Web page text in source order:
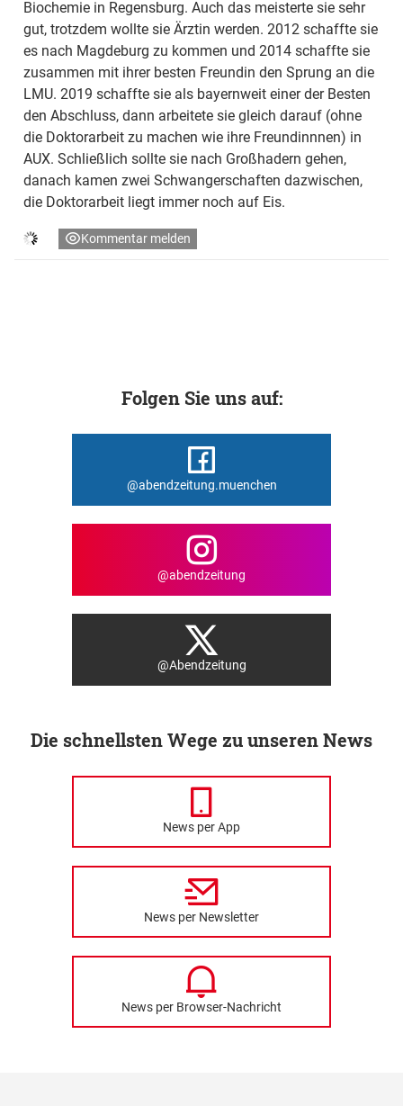
Biochemie in Regensburg. Auch das meisterte sie sehr
gut, trotzdem wollte sie Ärztin werden. 2012 schaffte sie
es nach Magdeburg zu kommen und 2014 schaffte sie
zusammen mit ihrer besten Freundin den Sprung an die
LMU. 2019 schaffte sie als bayernweit einer der Besten
den Abschluss, dann arbeitete sie gleich darauf (ohne
die Doktorarbeit zu machen wie ihre Freundinnnen) in
AUX. Schließlich sollte sie nach Großhadern gehen,
danach kamen zwei Schwangerschaften dazwischen,
die Doktorarbeit liegt immer noch auf Eis.
Kommentar melden
Folgen Sie uns auf:
@abendzeitung.muenchen
@abendzeitung
@Abendzeitung
Die schnellsten Wege zu unseren News
News per App
News per Newsletter
News per Browser-Nachricht